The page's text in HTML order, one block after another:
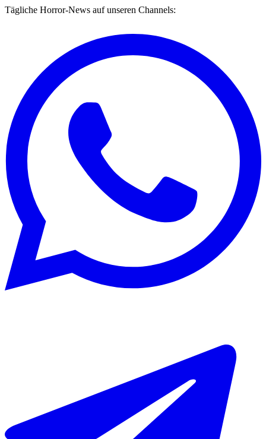
Tägliche Horror-News auf unseren Channels: